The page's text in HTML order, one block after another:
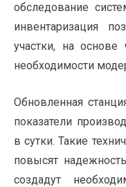
обследование
инвентаризация
участки, на
необходимости
Обновленная
показатели
в сутки. Такие
повысят
создадут